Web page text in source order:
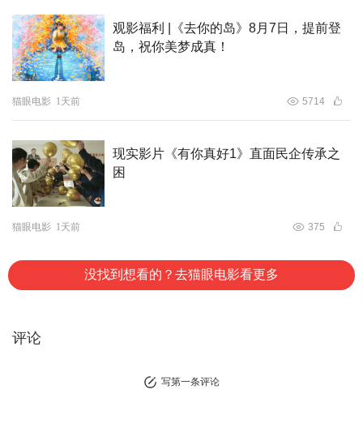
观影福利 |《去你的岛》8月7日，提前登
岛，祝你美梦成真！
猫眼电影 1天前 5714
现实影片《有你真好1》直面民企传承之
困
猫眼电影 1天前 375
没找到想看的？去猫眼电影看更多
评论
写第一条评论